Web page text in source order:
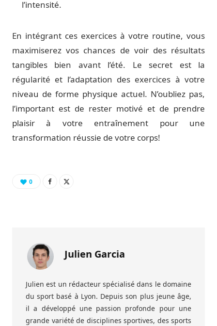
l’intensité.
En intégrant ces exercices à votre routine, vous
maximiserez vos chances de voir des résultats
tangibles bien avant l’été. Le secret est la
régularité et l’adaptation des exercices à votre
niveau de forme physique actuel. N’oubliez pas,
l’important est de rester motivé et de prendre
plaisir à votre entraînement pour une
transformation réussie de votre corps!
0
Julien Garcia
Julien est un rédacteur spécialisé dans le domaine
du sport basé à Lyon. Depuis son plus jeune âge,
il a développé une passion profonde pour une
grande variété de disciplines sportives, des sports